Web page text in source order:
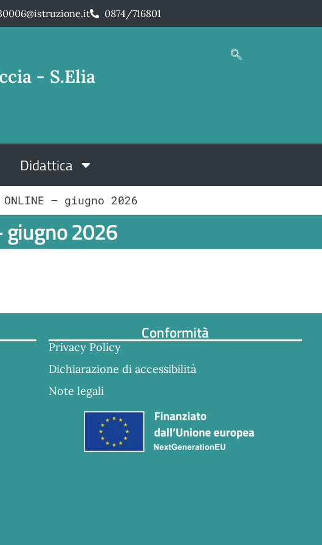
0874/716801
- S.Elia
Didattica
– giugno 2026
giugno 2026
Conformità
Privacy Policy
Dichiarazione di accessibilità
Note legali